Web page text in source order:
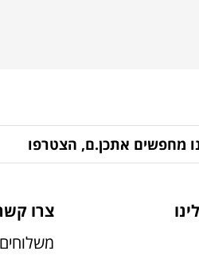
מחפשים אתכן.ם, הצטרפו
צרו